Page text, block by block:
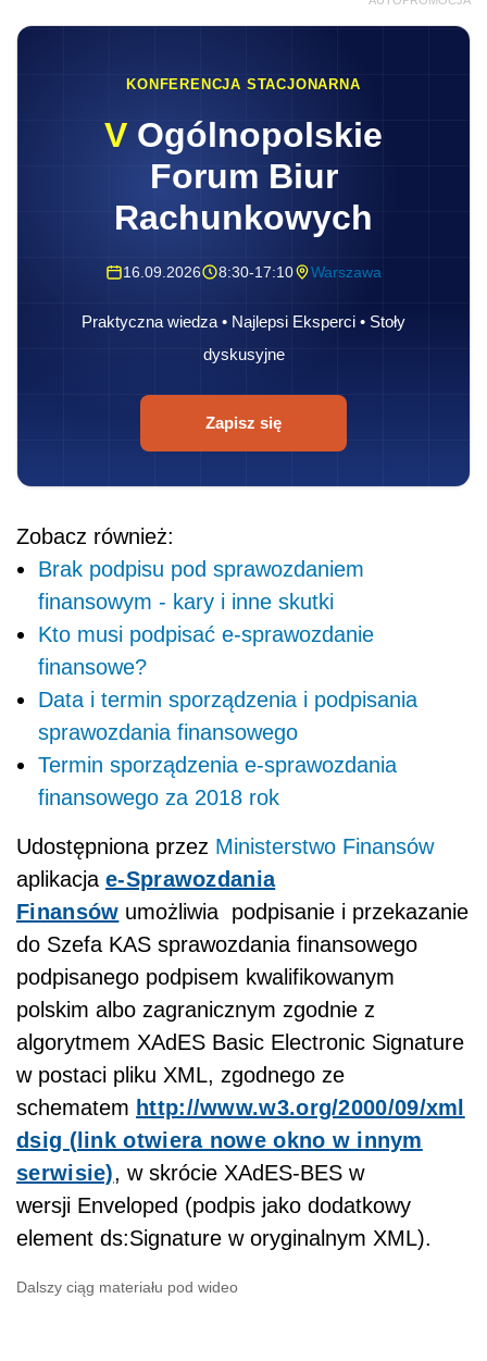
KONFERENCJA STACJONARNA
V Ogólnopolskie
Forum Biur
Rachunkowych
16.09.2026 8:30-17:10 Warszawa
Praktyczna wiedza • Najlepsi Eksperci • Stoły
dyskusyjne
Zapisz się
Zobacz również:
Brak podpisu pod sprawozdaniem
finansowym - kary i inne skutki
Kto musi podpisać e-sprawozdanie
finansowe?
Data i termin sporządzenia i podpisania
sprawozdania finansowego
Termin sporządzenia e-sprawozdania
finansowego za 2018 rok
Udostępniona przez Ministerstwo Finansów
aplikacja e-Sprawozdania
Finansów umożliwia podpisanie i przekazanie
do Szefa KAS sprawozdania finansowego
podpisanego podpisem kwalifikowanym
polskim albo zagranicznym zgodnie z
algorytmem XAdES Basic Electronic Signature
w postaci pliku XML, zgodnego ze
schematem http://www.w3.org/2000/09/xml
dsig (link otwiera nowe okno w innym
serwisie), w skrócie XAdES-BES w
wersji Enveloped (podpis jako dodatkowy
element ds:Signature w oryginalnym XML).
Dalszy ciąg materiału pod wideo